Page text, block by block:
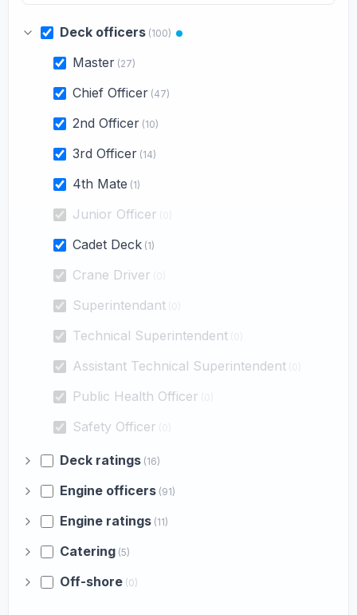
Deck officers (100)
Master (27)
Chief Officer (47)
2nd Officer (10)
3rd Officer (14)
4th Mate (1)
Junior Officer
Cadet Deck (1)
Crane Driver
Superintendant
Technical Superintendent
Assistant Technical Superintendent
Public Health Officer
Safety Officer
Deck ratings (16)
Engine officers (91)
Engine ratings (11)
Catering (5)
Off-shore (0)